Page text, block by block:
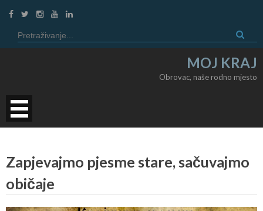
MOJ KRAJ
Obrovac, naše rodno mjesto
Zapjevajmo pjesme stare, sačuvajmo
običaje